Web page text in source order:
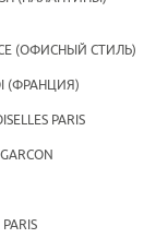
(ОФИСНЫЙ СТИЛЬ)
(ФРАНЦИЯ)
PARIS